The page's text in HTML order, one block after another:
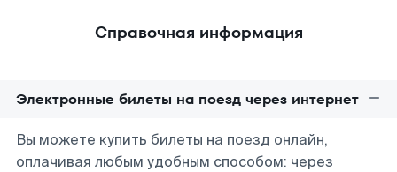
Справочная информация
Электронные билеты на поезд через интернет
Вы можете купить билеты на поезд онлайн,
оплачивая любым удобным способом: через